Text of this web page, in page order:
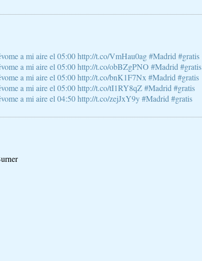
a mi aire el 05:00 http://t.co/VmHau0ag #Madrid #gratis
a mi aire el 05:00 http://t.co/obBZgPNO #Madrid #gratis
a mi aire el 05:00 http://t.co/bnK1F7Nx #Madrid #gratis
a mi aire el 05:00 http://t.co/tI1RY8qZ #Madrid #gratis
a mi aire el 04:50 http://t.co/zejJxY9y #Madrid #gratis